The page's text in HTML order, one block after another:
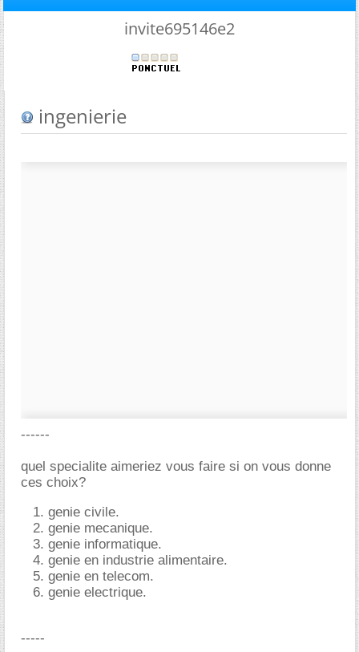
invite695146e2
ingenierie
------
quel specialite aimeriez vous faire si on vous donne
ces choix?
genie civile.
genie mecanique.
genie informatique.
genie en industrie alimentaire.
genie en telecom.
genie electrique.
-----